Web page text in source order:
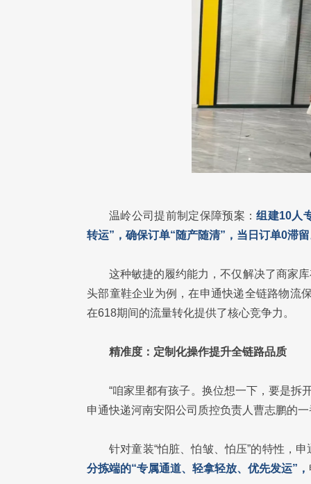
温岭公司提前制定保障预案：组建10人
转运”，确保订单“随产随清”，当日订单0滞
这种敏捷的履约能力，不仅解决了商家
头部童鞋企业为例，在申通快递全链路物流
在618期间的流量转化提供了核心竞争力。
精准度：定制化操作提升全链路品质
“咱家里都有孩子。换位想一下，要是拆
申通快递河南安阳公司质控负责人曹志鹏的
针对童装“怕脏、怕皱、怕压”的特性，
分拣端的“专属通道、轻拿轻放、优先发运”，